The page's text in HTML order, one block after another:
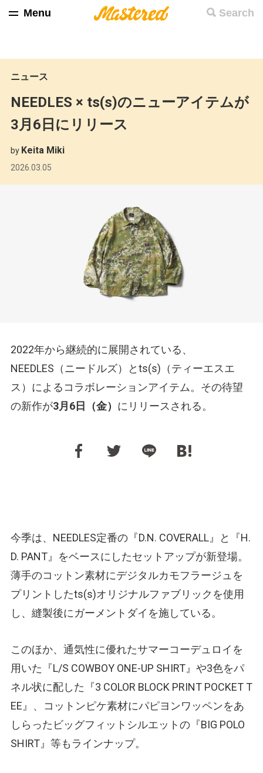
Search
Menu
ニュース
NEEDLES × ts(s)のニューアイテムが
3月6日にリリース
by Keita Miki
2026.03.05
2022年から継続的に展開されている、
NEEDLES（ニードルズ）とts(s)（ティーエスエ
ス）によるコラボレーションアイテム。その待望
の新作が3月6日（金） にリリースされる。
今季は、NEEDLES定番の『D.N. COVERALL』と『H.
D. PANT』をベースにしたセットアップが新登場。
薄手のコットン素材にデジタルカモフラージュを
プリントしたts(s)オリジナルファブリックを使用
し、縫製後にガーメントダイを施している。
このほか、通気性に優れたサマーコーデュロイを
用いた『L/S COWBOY ONE-UP SHIRT』や3色をパ
ネル状に配した『3 COLOR BLOCK PRINT POCKET T
EE』、コットンピケ素材にパピヨンワッペンをあ
しらったビッグフィットシルエットの『BIG POLO
SHIRT』等もラインナップ。